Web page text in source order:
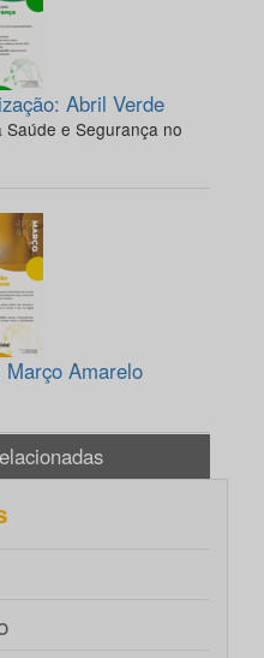
Abril Verde
e Segurança no
Março Amarelo